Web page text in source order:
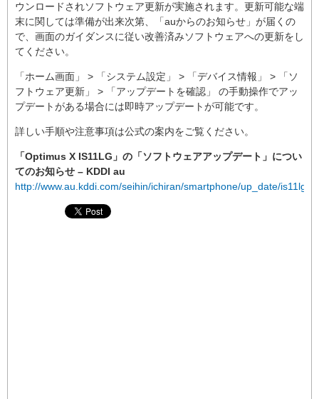
ウンロードされソフトウェア更新が実施されます。更新可能な端
末に関しては準備が出来次第、「auからのお知らせ」が届くの
で、画面のガイダンスに従い改善済みソフトウェアへの更新をし
てください。
「ホーム画面」 > 「システム設定」 > 「デバイス情報」 > 「ソ
フトウェア更新」 > 「アップデートを確認」 の手動操作でアッ
プデートがある場合には即時アップデートが可能です。
詳しい手順や注意事項は公式の案内をご覧ください。
「Optimus X IS11LG」の「ソフトウェアアップデート」につい
てのお知らせ – KDDI au
http://www.au.kddi.com/seihin/ichiran/smartphone/up_date/is11lg/